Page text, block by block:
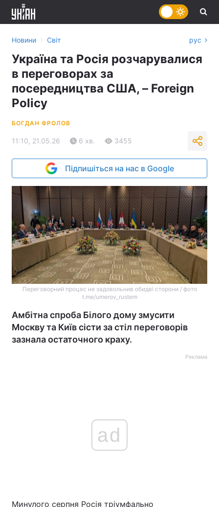
Україна Політика
Новини › Світ рус
Україна та Росія розчарувалися
в переговорах за
посередництва США, – Foreign
Policy
БОГДАН ФРОЛОВ
11:10, 21.05.26 6 хв. 3455
Підпишіться на нас в Google
Переговорний процес не задовольнив обидві сторони / фото
t.me/umerov_rustem
Амбітна спроба Білого дому змусити
Москву та Київ сісти за стіл переговорів
зазнала остаточного краху.
Реклама
ad
Минулого серпня Росія тріумфально